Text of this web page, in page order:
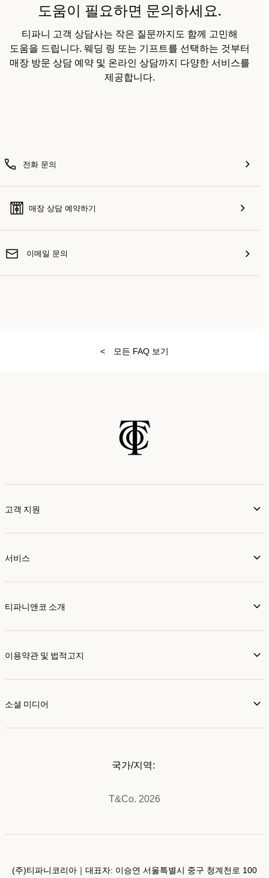
도움이 필요하면 문의하세요.
티파니 고객 상담사는 작은 질문까지도 함께 고민해
도움을 드립니다. 웨딩 링 또는 기프트를 선택하는 것부터
매장 방문 상담 예약 및 온라인 상담까지 다양한 서비스를
제공합니다.
전화 문의
매장 상담 예약하기
이메일 문의
< 모든 FAQ 보기
고객 지원
서비스
티파니앤코 소개
이용약관 및 법적고지
소셜 미디어
T&Co. 2026
국가/지역:
(주)티파니코리아｜대표자: 이승연 서울특별시 중구 청계천로 100